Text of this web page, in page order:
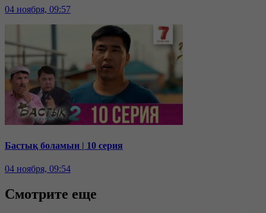
04 ноября, 09:57
Бастық боламын | 10 серия
04 ноября, 09:54
Смотрите еще